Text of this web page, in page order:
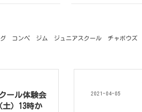
コンペ ジム ジュニアスクール チャボウズ
ール体験会
）13時か
2021-04-05